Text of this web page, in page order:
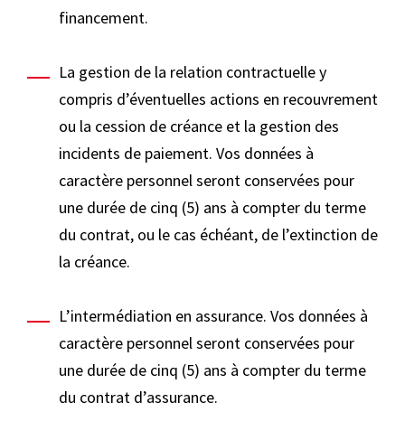
financement.
La gestion de la relation contractuelle y
compris d’éventuelles actions en recouvrement
ou la cession de créance et la gestion des
incidents de paiement. Vos données à
caractère personnel seront conservées pour
une durée de cinq (5) ans à compter du terme
du contrat, ou le cas échéant, de l’extinction de
la créance.
L’intermédiation en assurance. Vos données à
caractère personnel seront conservées pour
une durée de cinq (5) ans à compter du terme
du contrat d’assurance.